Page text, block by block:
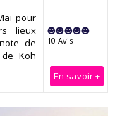
10 Avis
En savoir +
pour
lieux
de
Koh